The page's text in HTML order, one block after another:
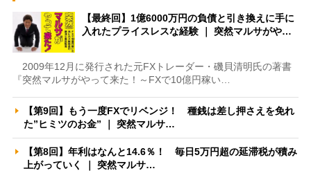
【最終回】1億6000万円の負債と引き換えに手に
入れたプライスレスな経験 ｜ 突然マルサがや…
2009年12月に発行された元FXトレーダー・磯貝清明氏の著書
『突然マルサがやって来た！～FXで10億円稼い…
【第9回】もう一度FXでリベンジ！ 種銭は差し押さえを免れ
た”ヒミツのお金” ｜ 突然マルサ…
【第8回】年利はなんと14.6％！ 毎日5万円超の延滞税が積み
上がっていく ｜ 突然マルサ…